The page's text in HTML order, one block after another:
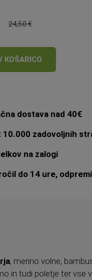
Običajna
24,50 €
KOŠARICO
dostava nad 40€
10.000 zadovoljnih
na zalogi
do 14 ure,
, merino volne,
in tudi poletje ter vse